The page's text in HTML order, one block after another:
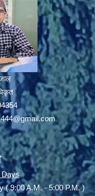
Days
( 9:00 A.M. - 5:00 P.M. )